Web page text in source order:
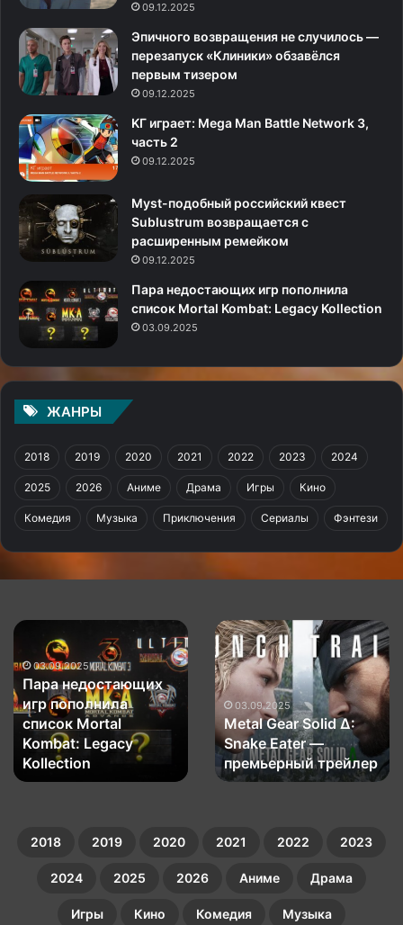
09.12.2025
Эпичного возвращения не случилось —
перезапуск «Клиники» обзавёлся
первым тизером
09.12.2025
KГ игpaeт: Mega Man Battle Network 3,
часть 2
09.12.2025
Myst-подобный российский квест
Sublustrum возвращается с
расширенным ремейком
09.12.2025
Пара недостающих игр пополнила
список Mortal Kombat: Legacy Kollection
03.09.2025
ЖАНРЫ
2018 2019 2020 2021 2022 2023 2024
2025 2026 Аниме Драма Игры Кино
Комедия Музыка Приключения Сериалы Фэнтези
Пара
недостающих
игр
пополнила
список
Mortal
Kombat:
Legacy
Kollection
03.09.2025
Пара недостающих
игр пополнила
список Mortal
Kombat: Legacy
Kollection
Metal
Gear
Solid
Δ:
Snake
Eater
—
премьерный
трейлер
03.09.2025
Metal Gear Solid Δ:
Snake Eater —
премьерный трейлер
2018 2019 2020 2021 2022 2023
2024 2025 2026 Аниме Драма
Игры Кино Комедия Музыка